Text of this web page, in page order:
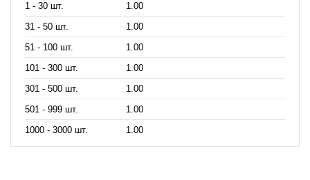
1 - 30 шт.
1.00
31 - 50 шт.
1.00
51 - 100 шт.
1.00
101 - 300 шт.
1.00
301 - 500 шт.
1.00
501 - 999 шт.
1.00
1000 - 3000 шт.
1.00